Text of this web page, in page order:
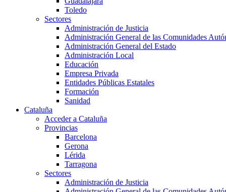
Toledo
Sectores
Administración de Justicia
Administración General de las Comunidades
Administración General del Estado
Administración Local
Educación
Empresa Privada
Entidades Públicas Estatales
Formación
Sanidad
Cataluña
Acceder a Cataluña
Provincias
Barcelona
Gerona
Lérida
Tarragona
Sectores
Administración de Justicia